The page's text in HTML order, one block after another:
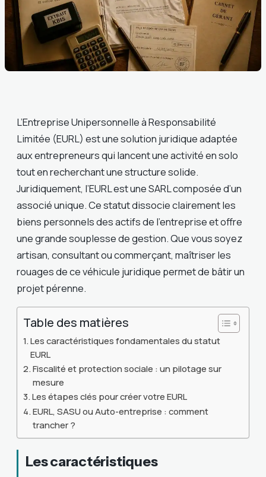
L’Entreprise Unipersonnelle à Responsabilité
Limitée (EURL) est une solution juridique adaptée
aux entrepreneurs qui lancent une activité en solo
tout en recherchant une structure solide.
Juridiquement, l’EURL est une SARL composée d’un
associé unique. Ce statut dissocie clairement les
biens personnels des actifs de l’entreprise et offre
une grande souplesse de gestion. Que vous soyez
artisan, consultant ou commerçant, maîtriser les
rouages de ce véhicule juridique permet de bâtir un
projet pérenne.
Table des matières
Les caractéristiques fondamentales du statut
EURL
Fiscalité et protection sociale : un pilotage sur
mesure
Les étapes clés pour créer votre EURL
EURL, SASU ou Auto-entreprise : comment
trancher ?
Les caractéristiques